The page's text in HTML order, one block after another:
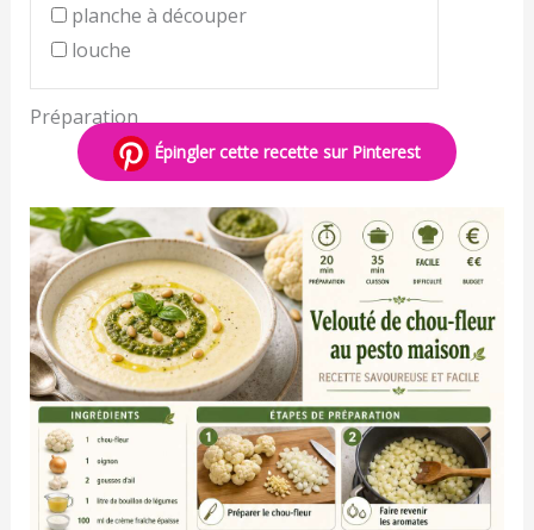
planche à découper
louche
Préparation
Épingler cette recette sur Pinterest